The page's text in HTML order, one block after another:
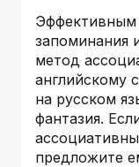
запоминания
метод
английскому
на русском
фантазия.
предложите